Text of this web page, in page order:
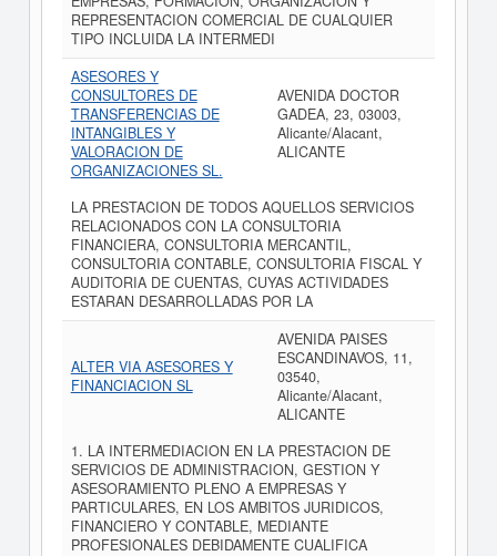
REPRESENTACION COMERCIAL DE CUALQUIER
TIPO INCLUIDA LA INTERMEDI
ASESORES Y
CONSULTORES DE
TRANSFERENCIAS DE
INTANGIBLES Y
VALORACION DE
ORGANIZACIONES SL.
AVENIDA DOCTOR
GADEA, 23, 03003,
Alicante/Alacant,
ALICANTE
LA PRESTACION DE TODOS AQUELLOS SERVICIOS
RELACIONADOS CON LA CONSULTORIA
FINANCIERA, CONSULTORIA MERCANTIL,
CONSULTORIA CONTABLE, CONSULTORIA FISCAL Y
AUDITORIA DE CUENTAS, CUYAS ACTIVIDADES
ESTARAN DESARROLLADAS POR LA
ALTER VIA ASESORES Y
FINANCIACION SL
AVENIDA PAISES
ESCANDINAVOS, 11,
03540,
Alicante/Alacant,
ALICANTE
1. LA INTERMEDIACION EN LA PRESTACION DE
SERVICIOS DE ADMINISTRACION, GESTION Y
ASESORAMIENTO PLENO A EMPRESAS Y
PARTICULARES, EN LOS AMBITOS JURIDICOS,
FINANCIERO Y CONTABLE, MEDIANTE
PROFESIONALES DEBIDAMENTE CUALIFICA